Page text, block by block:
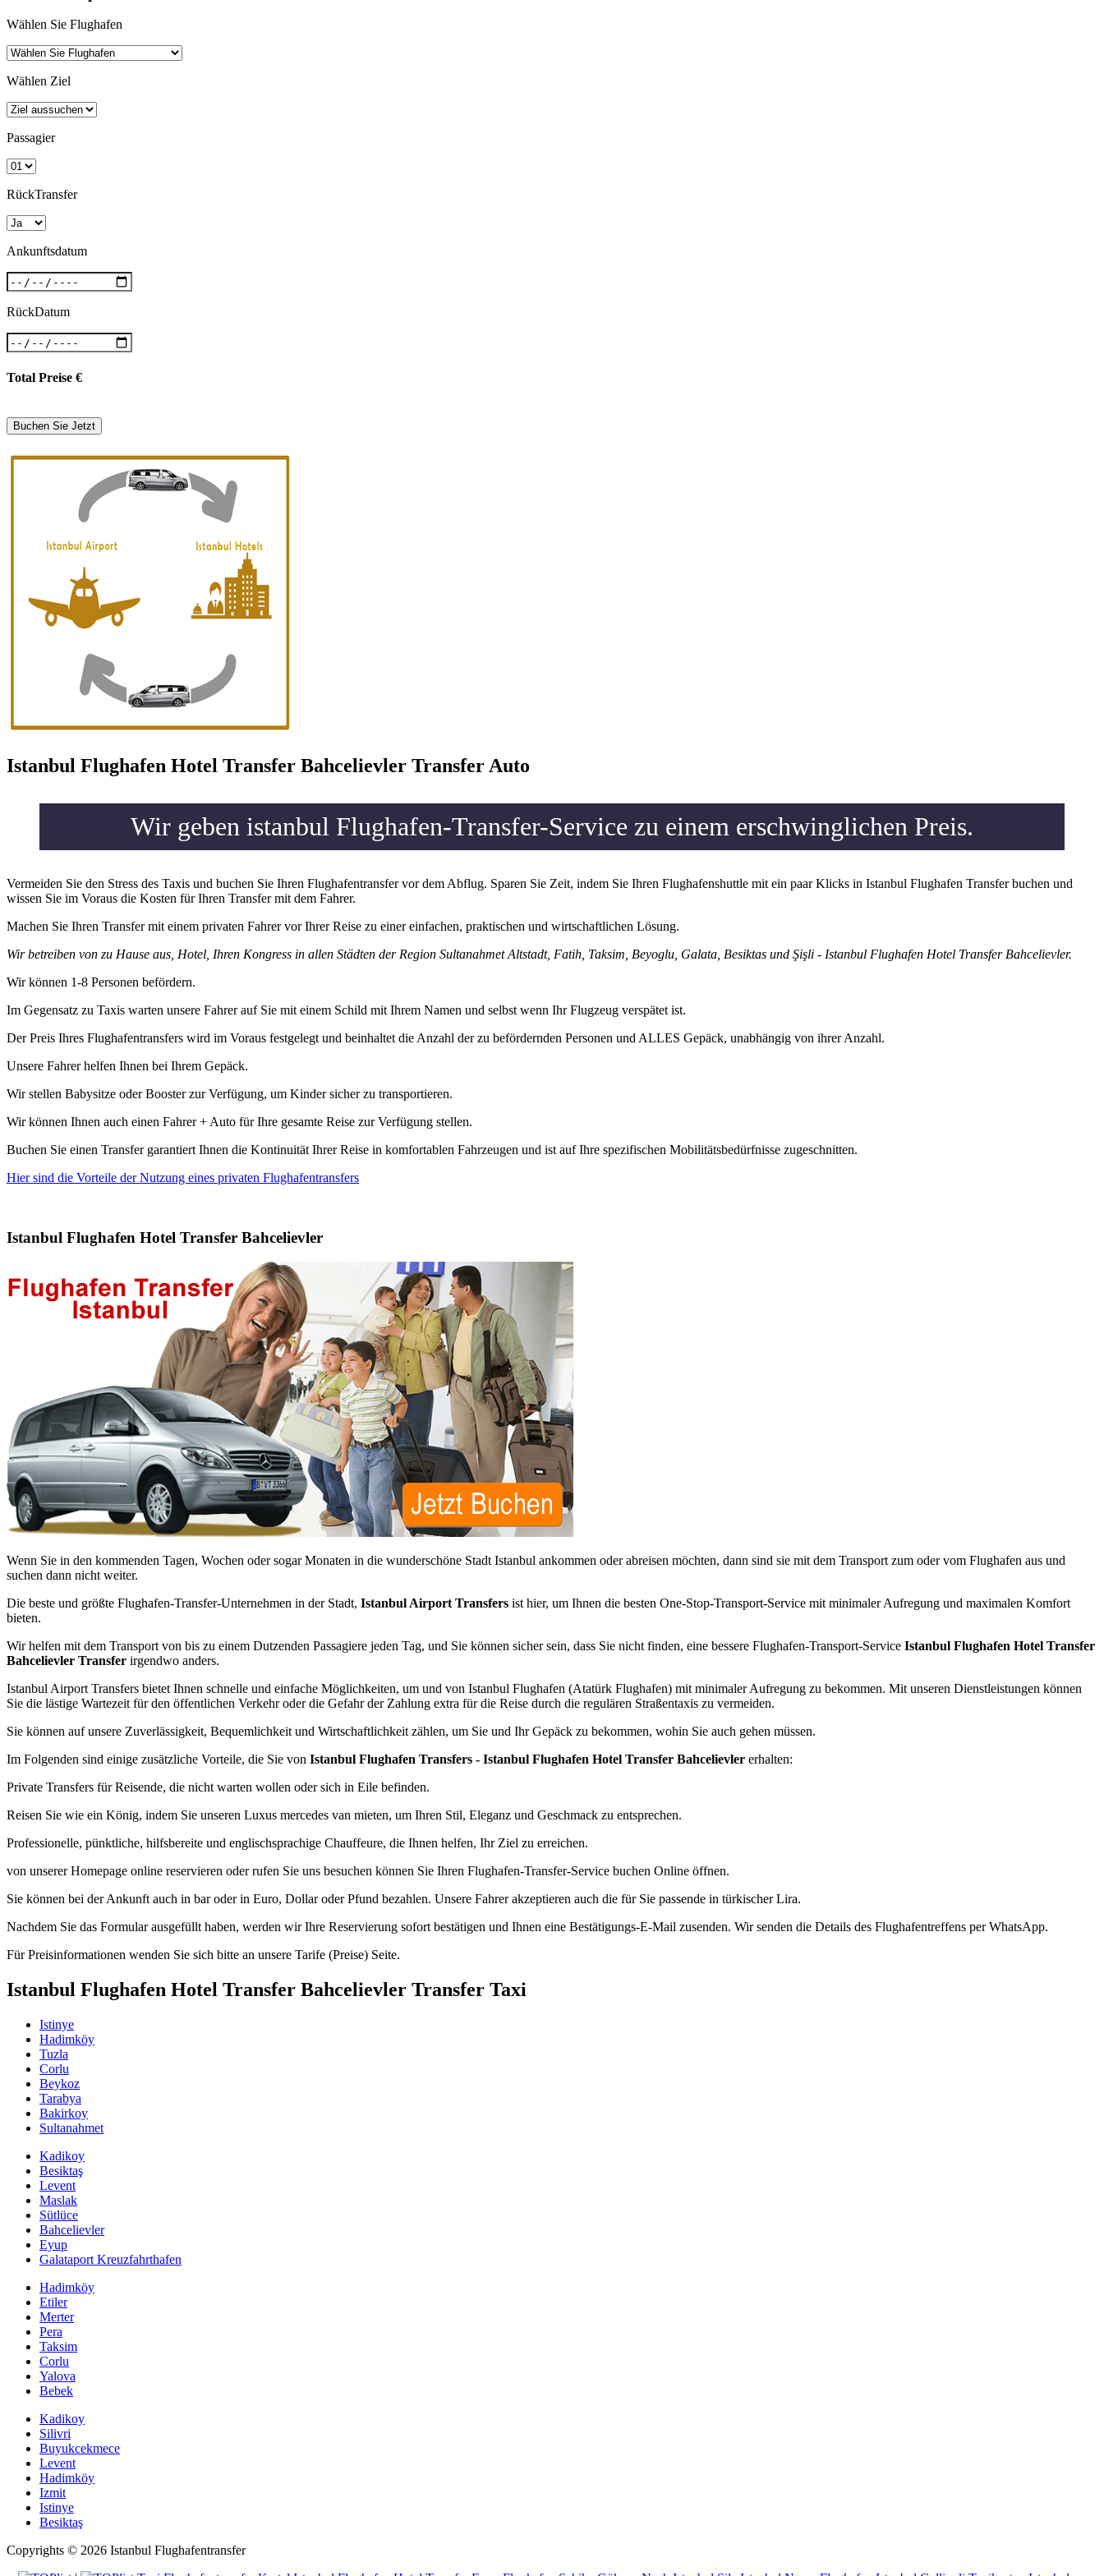
Wählen Sie Flughafen
Wählen Ziel
Passagier
RückTransfer
Ankunftsdatum
RückDatum
Total Preise €
Istanbul Flughafen Hotel Transfer Bahcelievler Transfer Auto
Wir geben istanbul Flughafen-Transfer-Service zu einem erschwinglichen Preis.
Vermeiden Sie den Stress des Taxis und buchen Sie Ihren Flughafentransfer vor dem Abflug. Sparen Sie Zeit, indem Sie Ihren Flughafenshuttle mit ein paar Klicks in Istanbul Flughafen Transfer buchen und
wissen Sie im Voraus die Kosten für Ihren Transfer mit dem Fahrer.
Machen Sie Ihren Transfer mit einem privaten Fahrer vor Ihrer Reise zu einer einfachen, praktischen und wirtschaftlichen Lösung.
Wir betreiben von zu Hause aus, Hotel, Ihren Kongress in allen Städten der Region Sultanahmet Altstadt, Fatih, Taksim, Beyoglu, Galata, Besiktas und Şişli - Istanbul Flughafen Hotel Transfer Bahcelievler.
Wir können 1-8 Personen befördern.
Im Gegensatz zu Taxis warten unsere Fahrer auf Sie mit einem Schild mit Ihrem Namen und selbst wenn Ihr Flugzeug verspätet ist.
Der Preis Ihres Flughafentransfers wird im Voraus festgelegt und beinhaltet die Anzahl der zu befördernden Personen und ALLES Gepäck, unabhängig von ihrer Anzahl.
Unsere Fahrer helfen Ihnen bei Ihrem Gepäck.
Wir stellen Babysitze oder Booster zur Verfügung, um Kinder sicher zu transportieren.
Wir können Ihnen auch einen Fahrer + Auto für Ihre gesamte Reise zur Verfügung stellen.
Buchen Sie einen Transfer garantiert Ihnen die Kontinuität Ihrer Reise in komfortablen Fahrzeugen und ist auf Ihre spezifischen Mobilitätsbedürfnisse zugeschnitten.
Hier sind die Vorteile der Nutzung eines privaten Flughafentransfers
Istanbul Flughafen Hotel Transfer Bahcelievler
Wenn Sie in den kommenden Tagen, Wochen oder sogar Monaten in die wunderschöne Stadt Istanbul ankommen oder abreisen möchten, dann sind sie mit dem Transport zum oder vom Flughafen aus und
suchen dann nicht weiter.
Die beste und größte Flughafen-Transfer-Unternehmen in der Stadt, Istanbul Airport Transfers ist hier, um Ihnen die besten One-Stop-Transport-Service mit minimaler Aufregung und maximalen Komfort
bieten.
Wir helfen mit dem Transport von bis zu einem Dutzenden Passagiere jeden Tag, und Sie können sicher sein, dass Sie nicht finden, eine bessere Flughafen-Transport-Service Istanbul Flughafen Hotel Transfer
Bahcelievler Transfer irgendwo anders.
Istanbul Airport Transfers bietet Ihnen schnelle und einfache Möglichkeiten, um und von Istanbul Flughafen (Atatürk Flughafen) mit minimaler Aufregung zu bekommen. Mit unseren Dienstleistungen können
Sie die lästige Wartezeit für den öffentlichen Verkehr oder die Gefahr der Zahlung extra für die Reise durch die regulären Straßentaxis zu vermeiden.
Sie können auf unsere Zuverlässigkeit, Bequemlichkeit und Wirtschaftlichkeit zählen, um Sie und Ihr Gepäck zu bekommen, wohin Sie auch gehen müssen.
Im Folgenden sind einige zusätzliche Vorteile, die Sie von Istanbul Flughafen Transfers - Istanbul Flughafen Hotel Transfer Bahcelievler erhalten:
Private Transfers für Reisende, die nicht warten wollen oder sich in Eile befinden.
Reisen Sie wie ein König, indem Sie unseren Luxus mercedes van mieten, um Ihren Stil, Eleganz und Geschmack zu entsprechen.
Professionelle, pünktliche, hilfsbereite und englischsprachige Chauffeure, die Ihnen helfen, Ihr Ziel zu erreichen.
von unserer Homepage online reservieren oder rufen Sie uns besuchen können Sie Ihren Flughafen-Transfer-Service buchen Online öffnen.
Sie können bei der Ankunft auch in bar oder in Euro, Dollar oder Pfund bezahlen. Unsere Fahrer akzeptieren auch die für Sie passende in türkischer Lira.
Nachdem Sie das Formular ausgefüllt haben, werden wir Ihre Reservierung sofort bestätigen und Ihnen eine Bestätigungs-E-Mail zusenden. Wir senden die Details des Flughafentreffens per WhatsApp.
Für Preisinformationen wenden Sie sich bitte an unsere Tarife (Preise) Seite.
Istanbul Flughafen Hotel Transfer Bahcelievler Transfer Taxi
Istinye
Hadimköy
Tuzla
Corlu
Beykoz
Tarabya
Bakirkoy
Sultanahmet
Kadikoy
Besiktaş
Levent
Maslak
Sütlüce
Bahcelievler
Eyup
Galataport Kreuzfahrthafen
Hadimköy
Etiler
Merter
Pera
Taksim
Corlu
Yalova
Bebek
Kadikoy
Silivri
Buyukcekmece
Levent
Hadimköy
Izmit
Istinye
Besiktaş
Copyrights © 2026 Istanbul Flughafentransfer